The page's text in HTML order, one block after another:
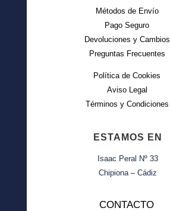
Métodos de Envío
Pago Seguro
Devoluciones y Cambios
Preguntas Frecuentes
Política de Cookies
Aviso Legal
Términos y Condiciones
ESTAMOS EN
Isaac Peral Nº 33
Chipiona – Cádiz
CONTACTO